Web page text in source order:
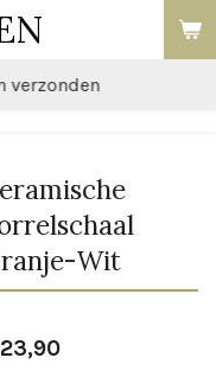
verzonden
Wit